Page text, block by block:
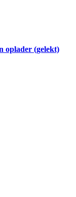
oplader (gelekt)